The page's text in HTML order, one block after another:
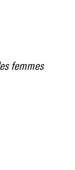
femmes